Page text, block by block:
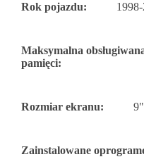
Rok pojazdu:
Maksymalna
pamięci:
Rozmiar ekranu: 9"
Zainstalowane